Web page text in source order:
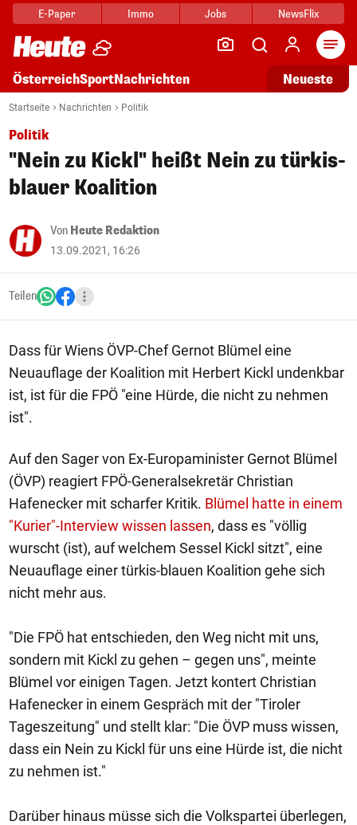
E-Paper Immo Jobs NewsFlix
ÖsterreichSportNachrichten Neueste
Startseite Nachrichten Politik
Politik
"Nein zu Kickl" heißt Nein zu türkis-
blauer Koalition
Von Heute Redaktion
13.09.2021, 16:26
Teilen
Dass für Wiens ÖVP-Chef Gernot Blümel eine
Neuauflage der Koalition mit Herbert Kickl undenkbar
ist, ist für die FPÖ "eine Hürde, die nicht zu nehmen
ist".
Auf den Sager von Ex-Europaminister Gernot Blümel
(ÖVP) reagiert FPÖ-Generalsekretär Christian
Hafenecker mit scharfer Kritik. Blümel hatte in einem
"Kurier"-Interview wissen lassen, dass es "völlig
wurscht (ist), auf welchem Sessel Kickl sitzt", eine
Neuauflage einer türkis-blauen Koalition gehe sich
nicht mehr aus.
"Die FPÖ hat entschieden, den Weg nicht mit uns,
sondern mit Kickl zu gehen – gegen uns", meinte
Blümel vor einigen Tagen. Jetzt kontert Christian
Hafenecker in einem Gespräch mit der "Tiroler
Tageszeitung" und stellt klar: "Die ÖVP muss wissen,
dass ein Nein zu Kickl für uns eine Hürde ist, die nicht
zu nehmen ist."
Darüber hinaus müsse sich die Volkspartei überlegen,